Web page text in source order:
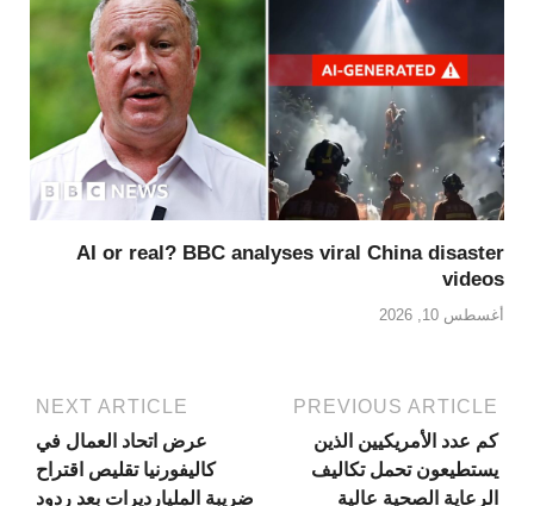
AI or real? BBC analyses viral China disaster
videos
أغسطس 10, 2026
PREVIOUS ARTICLE
كم عدد الأمريكيين الذين
يستطيعون تحمل تكاليف
الرعاية الصحية عالية
NEXT ARTICLE
عرض اتحاد العمال في
كاليفورنيا تقليص اقتراح
ضريبة المليارديرات بعد ردود